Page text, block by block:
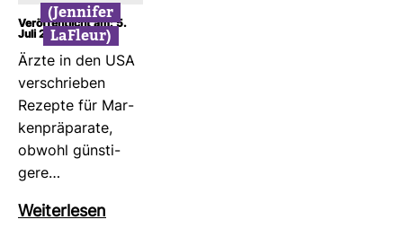
(Jen­nifer
LaFleur)
Veröffentlicht am: 5.
Juli 2014
Ärzte in den USA
ver­schrieben
Rezepte für Mar­
ken­prä­pa­rate,
obwohl güns­ti­
gere…
Wei­ter­lesen